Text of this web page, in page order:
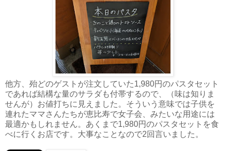
他方、殆どのゲストが注文していた1,980円のパスタセット
であれば結構な量のサラダも付帯するので、（味は知りま
せんが）お値打ちに見えました。そういう意味では子供を
連れたママさんたちが恵比寿で女子会、みたいな用途には
最適かもしれません。あくまで1,980円のパスタセットを食
べに行くお店です。大事なことなので2回言いました。